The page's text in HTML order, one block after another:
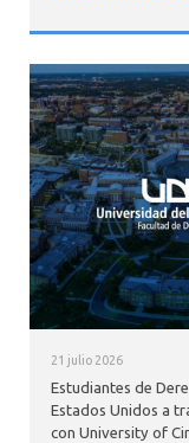
21 julio 2026
Estudiantes de
Estados Unidos a
con University of